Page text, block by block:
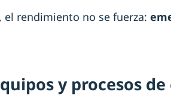
el rendimiento no se fuerza:
y procesos